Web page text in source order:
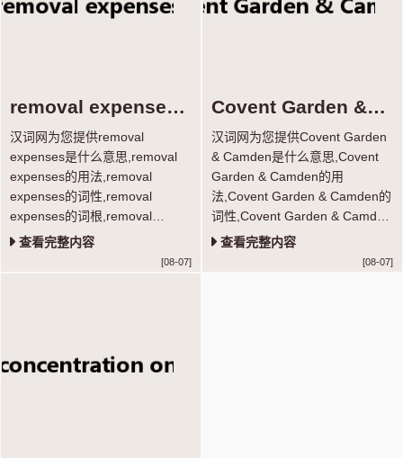
removal expenses
是什么意思
汉词网为您提供removal
expenses是什么意思,removal
expenses的用法,removal
expenses的词性,removal
expenses的词根,removal
expenses短语搭配,removal
expenses真题例句等功能，学习
查看完整内容
[08-07]
Covent Garden &
Camden是什么意思
汉词网为您提供Covent Garden
& Camden是什么意思,Covent
Garden & Camden的用
法,Covent Garden & Camden的
词性,Covent Garden & Camden
的词根,Covent Garden &
查看完整内容
[08-07]